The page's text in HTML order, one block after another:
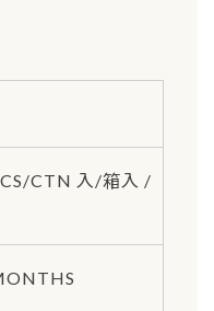
CTN 入/箱入 /